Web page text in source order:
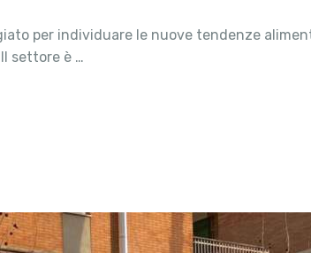
per individuare le nuove tendenze
settore è …